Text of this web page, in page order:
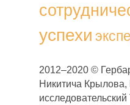
успехи
2012–2020 ©
Никитича